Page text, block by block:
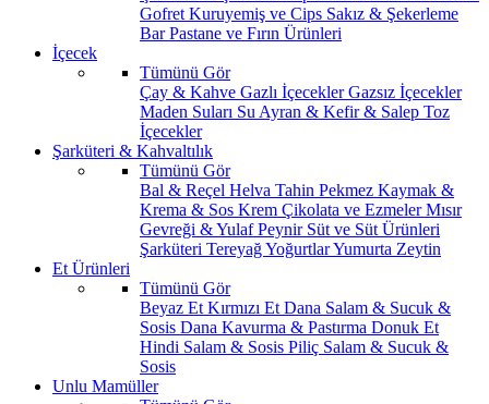
Gofret Kuruyemiş ve Cips Sakız & Şekerleme
BarPastane ve Fırın Ürünleri
İçecek
Tümünü Gör
Çay & Kahve Gazlı İçeceklerGazsız İçecekler
Maden Suları Su Ayran & Kefir & Salep Toz
İçecekler
Şarküteri & Kahvaltılık
Tümünü Gör
Bal & Reçel Helva Tahin Pekmez Kaymak &
Krema & Sos Krem Çikolata ve EzmelerMısır
Gevreği & YulafPeynir Süt ve Süt Ürünleri
Şarküteri TereyağYoğurtlarYumurta Zeytin
Et Ürünleri
Tümünü Gör
Beyaz Et Kırmızı Et Dana Salam & Sucuk &
Sosis Dana Kavurma & Pastırma Donuk Et
Hindi Salam & Sosis Piliç Salam & Sucuk &
Sosis
Unlu Mamüller